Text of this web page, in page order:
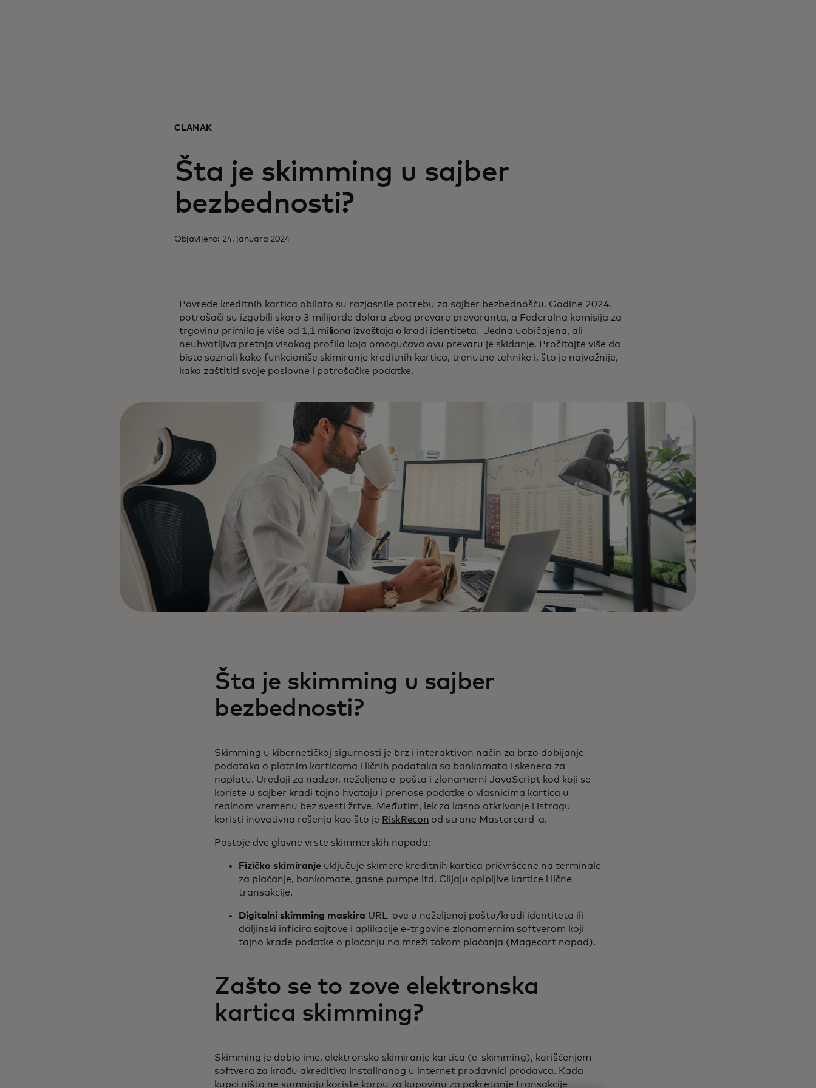
ČLANAK
Šta je skimming u sajber
bezbednosti?
Objavljeno: 24. januara 2024
Povrede kreditnih kartica obilato su razjasnile potrebu za sajber bezbednošću. Godine 2024.
potrošači su izgubili skoro 3 milijarde dolara zbog prevare prevaranta, a Federalna komisija za
trgovinu primila je više od 1,1 miliona izveštaja o krađi identiteta. Jedna uobičajena, ali
neuhvatljiva pretnja visokog profila koja omogućava ovu prevaru je skidanje. Pročitajte više da
biste saznali kako funkcioniše skimiranje kreditnih kartica, trenutne tehnike i, što je najvažnije,
kako zaštititi svoje poslovne i potrošačke podatke.
Šta je skimming u sajber
bezbednosti?
Skimming u kibernetičkoj sigurnosti je brz i interaktivan način za brzo dobijanje
podataka o platnim karticama i ličnih podataka sa bankomata i skenera za
naplatu. Uređaji za nadzor, neželjena e-pošta i zlonamerni JavaScript kod koji se
koriste u sajber krađi tajno hvataju i prenose podatke o vlasnicima kartica u
realnom vremenu bez svesti žrtve. Međutim, lek za kasno otkrivanje i istragu
koristi inovativna rešenja kao što je RiskRecon od strane Mastercard-a.
Postoje dve glavne vrste skimmerskih napada:
Fizičko skimiranje uključuje skimere kreditnih kartica pričvršćene na terminale
za plaćanje, bankomate, gasne pumpe itd. Ciljaju opipljive kartice i lične
transakcije.
Digitalni skimming maskira URL-ove u neželjenoj poštu/krađi identiteta ili
daljinski inficira sajtove i aplikacije e-trgovine zlonamernim softverom koji
tajno krade podatke o plaćanju na mreži tokom plaćanja (Magecart napad).
Zašto se to zove elektronska
kartica skimming?
Skimming je dobio ime, elektronsko skimiranje kartica (e-skimming), korišćenjem
softvera za krađu akreditiva instaliranog u internet prodavnici prodavca. Kada
kupci ništa ne sumnjaju koriste korpu za kupovinu za pokretanje transakcije